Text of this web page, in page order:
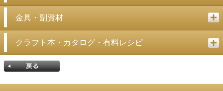
金具・副資材
クラフト本・カタログ・有料レシピ